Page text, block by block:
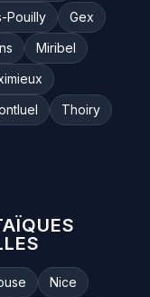
Pouilly
Gex
Miribel
Thoiry
Nice